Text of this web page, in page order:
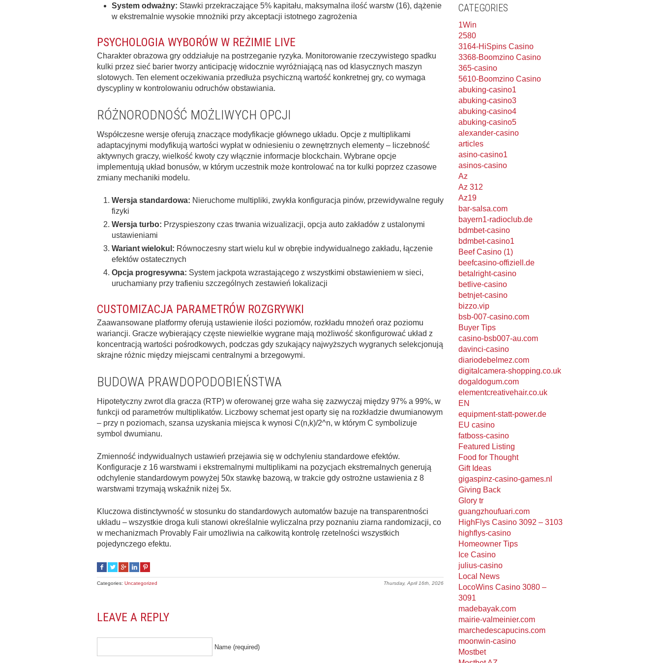
System odważny: Stawki przekraczające 5% kapitału, maksymalna ilość warstw (16), dążenie
w ekstremalnie wysokie mnożniki przy akceptacji istotnego zagrożenia
PSYCHOLOGIA WYBORÓW W REŻIMIE LIVE
Charakter obrazowa gry oddziałuje na postrzeganie ryzyka. Monitorowanie rzeczywistego spadku
kulki przez sieć barier tworzy anticipację widocznie wyróżniającą nas od klasycznych maszyn
slotowych. Ten element oczekiwania przedłuża psychiczną wartość konkretnej gry, co wymaga
dyscypliny w kontrolowaniu odruchów obstawiania.
RÓŻNORODNOŚĆ MOŻLIWYCH OPCJI
Współczesne wersje oferują znaczące modyfikacje głównego układu. Opcje z multiplikami
adaptacyjnymi modyfikują wartości wypłat w odniesieniu o zewnętrznych elementy – liczebność
aktywnych graczy, wielkość kwoty czy włącznie informacje blockchain. Wybrane opcje
implementują układ bonusów, w którym uczestnik może kontrolować na tor kulki poprzez czasowe
zmiany mechaniki modelu.
Wersja standardowa: Nieruchome multipliki, zwykła konfiguracja pinów, przewidywalne reguły
fizyki
Wersja turbo: Przyspieszony czas trwania wizualizacji, opcja auto zakładów z ustalonymi
ustawieniami
Wariant wielokul: Równoczesny start wielu kul w obrębie indywidualnego zakładu, łączenie
efektów ostatecznych
Opcja progresywna: System jackpota wzrastającego z wszystkimi obstawieniem w sieci,
uruchamiany przy trafieniu szczególnych zestawień lokalizacji
CUSTOMIZACJA PARAMETRÓW ROZGRYWKI
Zaawansowane platformy oferują ustawienie ilości poziomów, rozkładu mnożeń oraz poziomu
wariancji. Gracze wybierający częste niewielkie wygrane mają możliwość skonfigurować układ z
koncentracją wartości pośrodkowych, podczas gdy szukający najwyższych wygranych selekcjonują
skrajne różnic między miejscami centralnymi a brzegowymi.
BUDOWA PRAWDOPODOBIEŃSTWA
Hipotetyczny zwrot dla gracza (RTP) w oferowanej grze waha się zazwyczaj między 97% a 99%, w
funkcji od parametrów multiplikatów. Liczbowy schemat jest oparty się na rozkładzie dwumianowym
– przy n poziomach, szansa uzyskania miejsca k wynosi C(n,k)/2^n, w którym C symbolizuje
symbol dwumianu.
Zmienność indywidualnych ustawień przejawia się w odchyleniu standardowe efektów.
Konfiguracje z 16 warstwami i ekstremalnymi multiplikami na pozycjach ekstremalnych generują
odchylenie standardowym powyżej 50x stawkę bazową, w trakcie gdy ostrożne ustawienia z 8
warstwami trzymają wskaźnik niżej 5x.
Kluczowa distinctywność w stosunku do standardowych automatów bazuje na transparentności
układu – wszystkie droga kuli stanowi określalnie wyliczalna przy poznaniu ziarna randomizacji, co
w mechanizmach Provably Fair umożliwia na całkowitą kontrolę rzetelności wszystkich
pojedynczego efektu.
Thursday, April 16th, 2026
Categories: Uncategorized
LEAVE A REPLY
Name (required)
CATEGORIES
1Win
2580
3164-HiSpins Casino
3368-Boomzino Casino
365-casino
5610-Boomzino Casino
abuking-casino1
abuking-casino3
abuking-casino4
abuking-casino5
alexander-casino
articles
asino-casino1
asinos-casino
Az
Az 312
Az19
bar-salsa.com
bayern1-radioclub.de
bdmbet-casino
bdmbet-casino1
Beef Casino (1)
beefcasino-offiziell.de
betalright-casino
betlive-casino
betnjet-casino
bizzo.vip
bsb-007-casino.com
Buyer Tips
casino-bsb007-au.com
davinci-casino
diariodebelmez.com
digitalcamera-shopping.co.uk
dogaldogum.com
elementcreativehair.co.uk
EN
equipment-statt-power.de
EU casino
fatboss-casino
Featured Listing
Food for Thought
Gift Ideas
gigaspinz-casino-games.nl
Giving Back
Glory tr
guangzhoufuari.com
HighFlys Casino 3092 – 3103
highflys-casino
Homeowner Tips
Ice Casino
julius-casino
Local News
LocoWins Casino 3080 –
3091
madebayak.com
mairie-valmeinier.com
marchedescapucins.com
moonwin-casino
Mostbet